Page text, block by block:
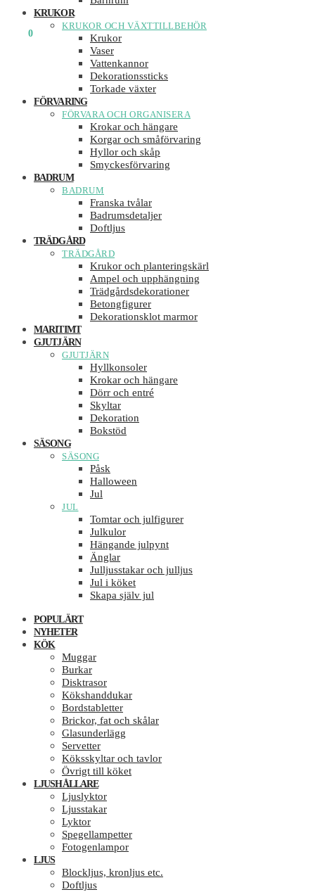
0
KRUKOR
KRUKOR OCH VÄXTTILLBEHÖR
Krukor
Vaser
Vattenkannor
Dekorationssticks
Torkade växter
FÖRVARING
FÖRVARA OCH ORGANISERA
Krokar och hängare
Korgar och småförvaring
Hyllor och skåp
Smyckesförvaring
BADRUM
BADRUM
Franska tvålar
Badrumsdetaljer
Doftljus
TRÄDGÅRD
TRÄDGÅRD
Krukor och planteringskärl
Ampel och upphängning
Trädgårdsdekorationer
Betongfigurer
Dekorationsklot marmor
MARITIMT
GJUTJÄRN
GJUTJÄRN
Hyllkonsoler
Krokar och hängare
Dörr och entré
Skyltar
Dekoration
Bokstöd
SÄSONG
SÄSONG
Påsk
Halloween
Jul
JUL
Tomtar och julfigurer
Julkulor
Hängande julpynt
Änglar
Julljusstakar och julljus
Jul i köket
Skapa själv jul
POPULÄRT
NYHETER
KÖK
Muggar
Burkar
Disktrasor
Kökshanddukar
Bordstabletter
Brickor, fat och skålar
Glasunderlägg
Servetter
Köksskyltar och tavlor
Övrigt till köket
LJUSHÅLLARE
Ljuslyktor
Ljusstakar
Lyktor
Spegellampetter
Fotogenlampor
LJUS
Blockljus, kronljus etc.
Doftljus